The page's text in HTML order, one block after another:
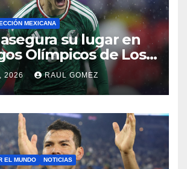
MEXICANA
su lugar en
Olímpicos de Los
2028
2026 RAUL GOMEZ
EL MUNDO NOTICIAS